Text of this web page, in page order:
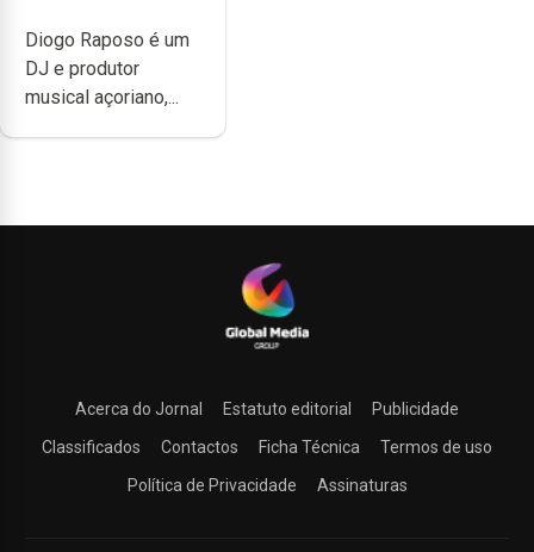
quão difícil é
produzir uma
música”
Diogo Raposo é um
DJ e produtor
musical açoriano,...
Acerca do Jornal Estatuto editorial
Publicidade
Classificados
Contactos Ficha Técnica
Termos de uso
Política de Privacidade
Assinaturas